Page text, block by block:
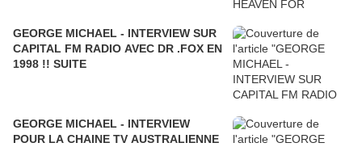
GEORGE MICHAEL - INTERVIEW SUR
CAPITAL FM RADIO AVEC DR .FOX EN
1998 !! SUITE
GEORGE MICHAEL - INTERVIEW
POUR LA CHAINE TV AUSTRALIENNE